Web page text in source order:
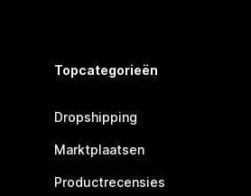
Topcategorieën
Dropshipping
Marktplaatsen
Productrecensies